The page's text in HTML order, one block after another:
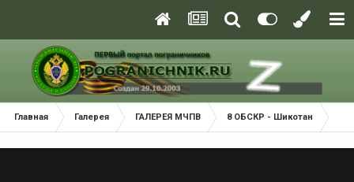
Главная Галерея ГАЛЕРЕЯ МЧПВ 8 ОБСКР - Шикотан